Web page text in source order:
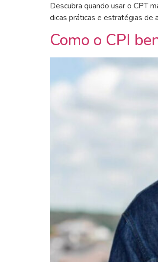
Descubra quando usar o CPT
dicas práticas e estratégias de
Como o CPI